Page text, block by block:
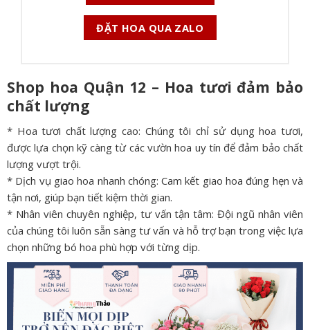
ĐẶT HOA QUA ZALO
Shop hoa Quận 12 – Hoa tươi đảm bảo
chất lượng
* Hoa tươi chất lượng cao: Chúng tôi chỉ sử dụng hoa tươi,
được lựa chọn kỹ càng từ các vườn hoa uy tín để đảm bảo chất
lượng vượt trội.
* Dịch vụ giao hoa nhanh chóng: Cam kết giao hoa đúng hẹn và
tận nơi, giúp bạn tiết kiệm thời gian.
* Nhân viên chuyên nghiệp, tư vấn tận tâm: Đội ngũ nhân viên
của chúng tôi luôn sẵn sàng tư vấn và hỗ trợ bạn trong việc lựa
chọn những bó hoa phù hợp với từng dịp.